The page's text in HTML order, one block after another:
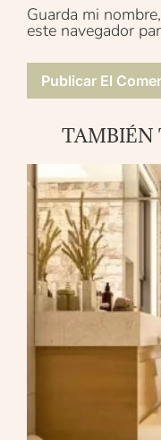
Guarda mi
este navegador
TAMBIÉN